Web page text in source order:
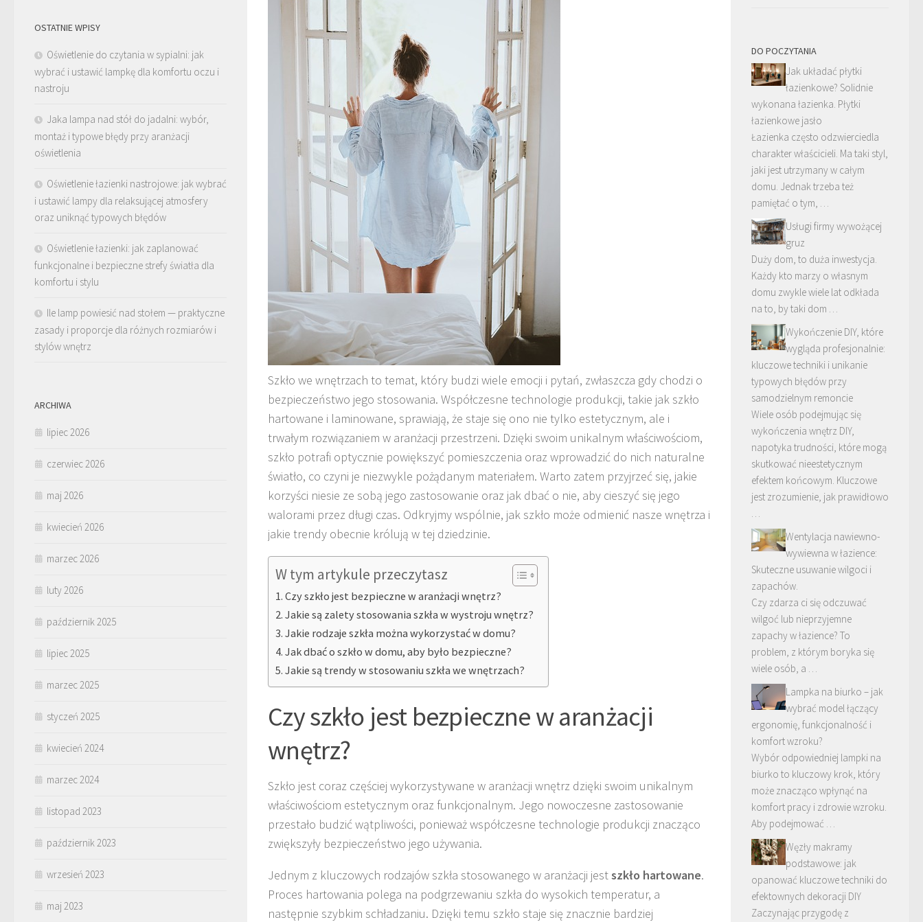
Szkło we wnętrzach to temat, który budzi wiele emocji i pytań, zwłaszcza gdy chodzi o
bezpieczeństwo jego stosowania. Współczesne technologie produkcji, takie jak szkło
hartowane i laminowane, sprawiają, że staje się ono nie tylko estetycznym, ale i
trwałym rozwiązaniem w aranżacji przestrzeni. Dzięki swoim unikalnym właściwościom,
szkło potrafi optycznie powiększyć pomieszczenia oraz wprowadzić do nich naturalne
światło, co czyni je niezwykle pożądanym materiałem. Warto zatem przyjrzeć się, jakie
korzyści niesie ze sobą jego zastosowanie oraz jak dbać o nie, aby cieszyć się jego
walorami przez długi czas. Odkryjmy wspólnie, jak szkło może odmienić nasze wnętrza i
jakie trendy obecnie królują w tej dziedzinie.
W tym artykule przeczytasz
Czy szkło jest bezpieczne w aranżacji wnętrz?
Jakie są zalety stosowania szkła w wystroju wnętrz?
Jakie rodzaje szkła można wykorzystać w domu?
Jak dbać o szkło w domu, aby było bezpieczne?
Jakie są trendy w stosowaniu szkła we wnętrzach?
Czy szkło jest bezpieczne w aranżacji
wnętrz?
Szkło jest coraz częściej wykorzystywane w aranżacji wnętrz dzięki swoim unikalnym
właściwościom estetycznym oraz funkcjonalnym. Jego nowoczesne zastosowanie
przestało budzić wątpliwości, ponieważ współczesne technologie produkcji znacząco
zwiększyły bezpieczeństwo jego używania.
Jednym z kluczowych rodzajów szkła stosowanego w aranżacji jestszkło hartowane.
Proces hartowania polega na podgrzewaniu szkła do wysokich temperatur, a
następnie szybkim schładzaniu. Dzięki temu szkło staje się znacznie bardziej
OSTATNIE WPISY
Oświetlenie do czytania w sypialni: jak
wybrać i ustawić lampkę dla komfortu oczu i
nastroju
Jaka lampa nad stół do jadalni: wybór,
montaż i typowe błędy przy aranżacji
oświetlenia
Oświetlenie łazienki nastrojowe: jak wybrać
i ustawić lampy dla relaksującej atmosfery
oraz uniknąć typowych błędów
Oświetlenie łazienki: jak zaplanować
funkcjonalne i bezpieczne strefy światła dla
komfortu i stylu
Ile lamp powiesić nad stołem — praktyczne
zasady i proporcje dla różnych rozmiarów i
stylów wnętrz
ARCHIWA
lipiec 2026
czerwiec 2026
maj 2026
kwiecień 2026
marzec 2026
luty 2026
październik 2025
lipiec 2025
marzec 2025
styczeń 2025
kwiecień 2024
marzec 2024
listopad 2023
październik 2023
wrzesień 2023
maj 2023
DO POCZYTANIA
Jak układać płytki
łazienkowe? Solidnie
wykonana łazienka. Płytki
łazienkowe jasło
Łazienka często odzwierciedla
charakter właścicieli. Ma taki styl,
jaki jest utrzymany w całym
domu. Jednak trzeba też
pamiętać o tym, …
Usługi firmy wywożącej
gruz
Duży dom, to duża inwestycja.
Każdy kto marzy o własnym
domu zwykle wiele lat odkłada
na to, by taki dom …
Wykończenie DIY, które
wygląda profesjonalnie:
kluczowe techniki i unikanie
typowych błędów przy
samodzielnym remoncie
Wiele osób podejmując się
wykończenia wnętrz DIY,
napotyka trudności, które mogą
skutkować nieestetycznym
efektem końcowym. Kluczowe
jest zrozumienie, jak prawidłowo
…
Wentylacja nawiewno-
wywiewna w łazience:
Skuteczne usuwanie wilgoci i
zapachów.
Czy zdarza ci się odczuwać
wilgoć lub nieprzyjemne
zapachy w łazience? To
problem, z którym boryka się
wiele osób, a …
Lampka na biurko – jak
wybrać model łączący
ergonomię, funkcjonalność i
komfort wzroku?
Wybór odpowiedniej lampki na
biurko to kluczowy krok, który
może znacząco wpłynąć na
komfort pracy i zdrowie wzroku.
Aby podejmować …
Węzły makramy
podstawowe: jak
opanować kluczowe techniki do
efektownych dekoracji DIY
Zaczynając przygodę z